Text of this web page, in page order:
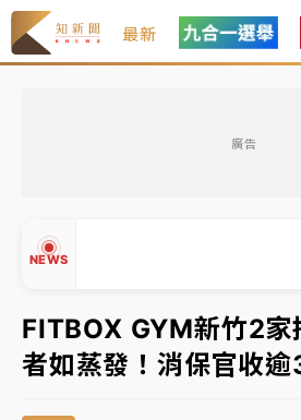
最新
廣告
NEWS
故宮《龍藏經》特展第2檔！今線
周六起展出延長至晚上7時
台東農業處長涉圖利渡假村！東
押庭
父親節泡湯了！中颱白海豚雨彈
FITBOX GYM新竹2
者如蒸發！消保官收